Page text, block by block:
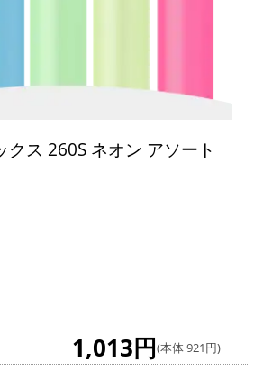
クス 260S ネオン アソート
1,013円(本体 921円)